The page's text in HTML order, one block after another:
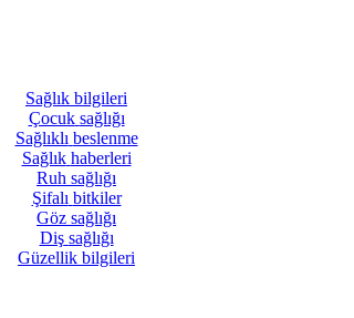
Sağlık bilgileri
Çocuk sağlığı
Sağlıklı beslenme
Sağlık haberleri
Ruh sağlığı
Şifalı bitkiler
Göz sağlığı
Diş sağlığı
Güzellik bilgileri